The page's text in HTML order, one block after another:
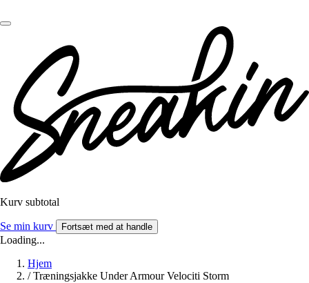
Kurv subtotal
Se min kurv Fortsæt med at handle
Loading...
Hjem
/ Træningsjakke Under Armour Velociti Storm